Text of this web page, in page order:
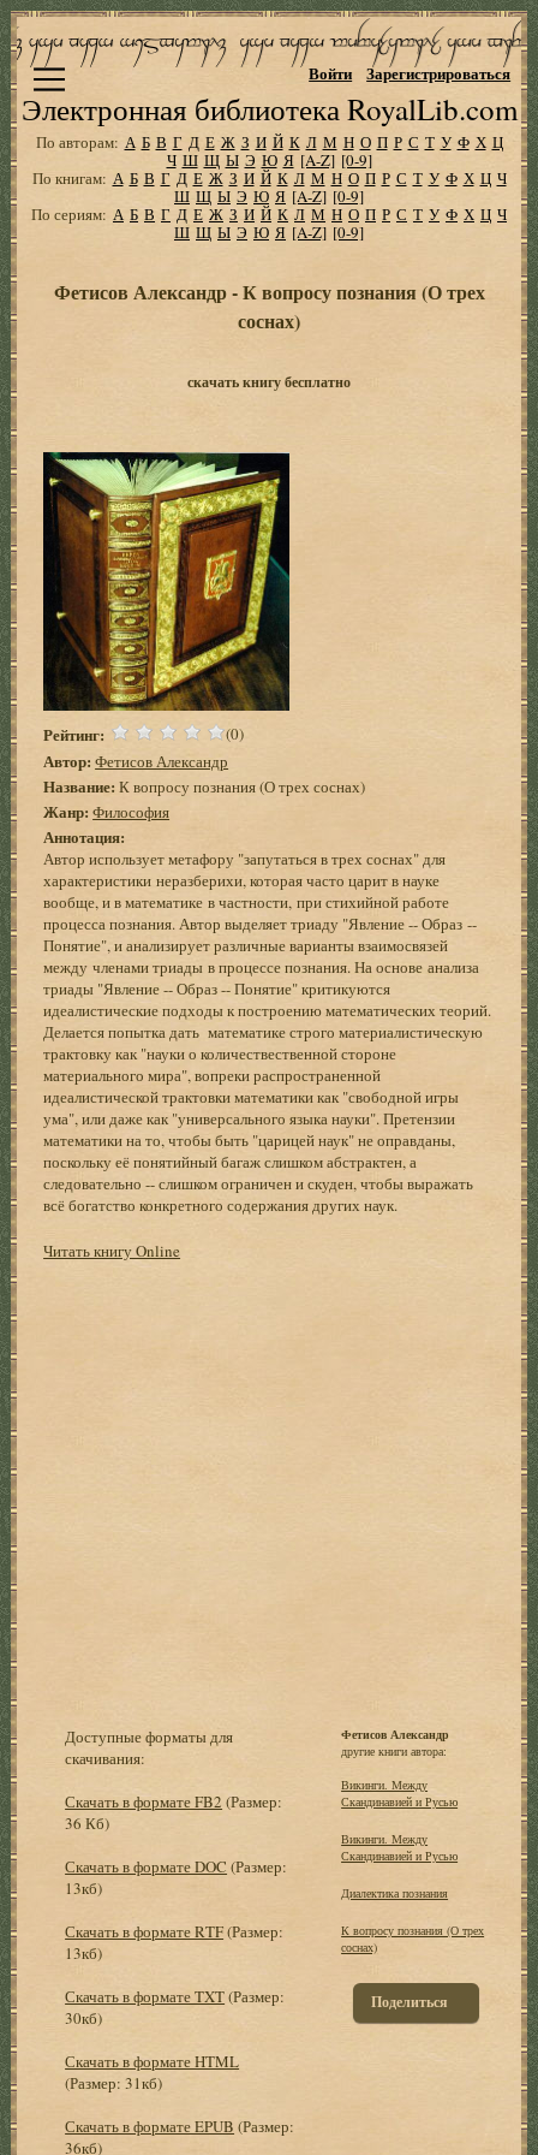
Электронная библиотека RoyalLib.com
Войти Зарегистрироваться
По авторам: А Б В Г Д Е Ж З И Й К Л М Н О П Р С Т У Ф Х Ц
Ч Ш Щ Ы Э Ю Я [A-Z] [0-9]
По книгам: А Б В Г Д Е Ж З И Й К Л М Н О П Р С Т У Ф Х Ц Ч
Ш Щ Ы Э Ю Я [A-Z] [0-9]
По сериям: А Б В Г Д Е Ж З И Й К Л М Н О П Р С Т У Ф Х Ц Ч
Ш Щ Ы Э Ю Я [A-Z] [0-9]
Фетисов Александр - К вопросу познания (О трех
соснах)
скачать книгу бесплатно
Рейтинг: (0)
Автор: Фетисов Александр
Название: К вопросу познания (О трех соснах)
Жанр: Философия
Аннотация:
Автор использует метафору "запутаться в трех соснах" для
характеристики неразберихи, которая часто царит в науке
вообще, и в математике в частности, при стихийной работе
процесса познания. Автор выделяет триаду "Явление -- Образ --
Понятие", и анализирует различные варианты взаимосвязей
между членами триады в процессе познания. На основе анализа
триады "Явление -- Образ -- Понятие" критикуются
идеалистические подходы к построению математических теорий.
Делается попытка дать математике строго материалистическую
трактовку как "науки о количествественной стороне
материального мира", вопреки распространенной
идеалистической трактовки математики как "свободной игры
ума", или даже как "универсального языка науки". Претензии
математики на то, чтобы быть "царицей наук" не оправданы,
поскольку её понятийный багаж слишком абстрактен, а
следовательно -- слишком ограничен и скуден, чтобы выражать
всё богатство конкретного содержания других наук.
Читать книгу Online
Доступные форматы для
скачивания:
Скачать в формате FB2 (Размер:
36 Кб)
Скачать в формате DOC (Размер:
13кб)
Скачать в формате RTF(Размер:
13кб)
Скачать в формате TXT(Размер:
30кб)
Скачать в формате HTML
(Размер: 31кб)
Скачать в формате EPUB (Размер:
36кб)
Фетисов Александр
другие книги автора:
Викинги. Между
Скандинавией и Русью
Викинги. Между
Скандинавией и Русью
Диалектика познания
К вопросу познания (О трех
соснах)
Поделиться